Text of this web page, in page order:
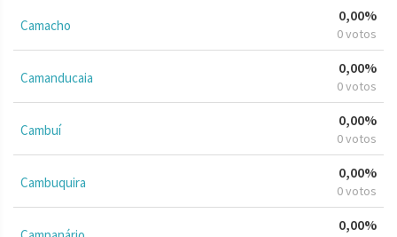
Camacho
0,00%
0 votos
Camanducaia
0,00%
0 votos
Cambuí
0,00%
0 votos
Cambuquira
0,00%
0 votos
0,00%